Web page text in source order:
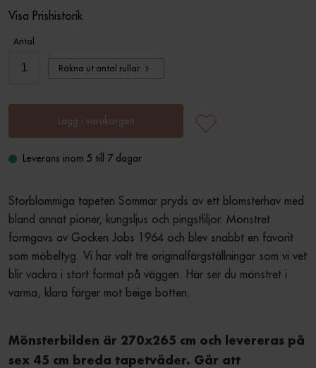
Visa Prishistorik
Antal
Räkna ut antal rullar
Lägg i varukorgen
Leverans inom 5 till 7 dagar
Storblommiga tapeten Sommar pryds av ett blomsterhav med
bland annat pioner, kungsljus och pingstliljor. Mönstret
formgavs av Gocken Jobs 1964 och blev snabbt en favorit
som möbeltyg. Vi har valt tre originalfärgställningar som vi vet
blir vackra i stort format på väggen. Här ser du mönstret i
varma, klara färger mot beige botten.
Mönsterbilden är 270x265 cm och levereras på
sex 45 cm breda tapetvåder. Går att